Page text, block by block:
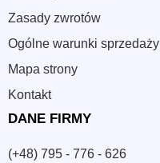
Zasady zwrotów
Ogólne warunki sprzedaży
Mapa strony
Kontakt
DANE FIRMY
(+48) 795 - 776 - 626